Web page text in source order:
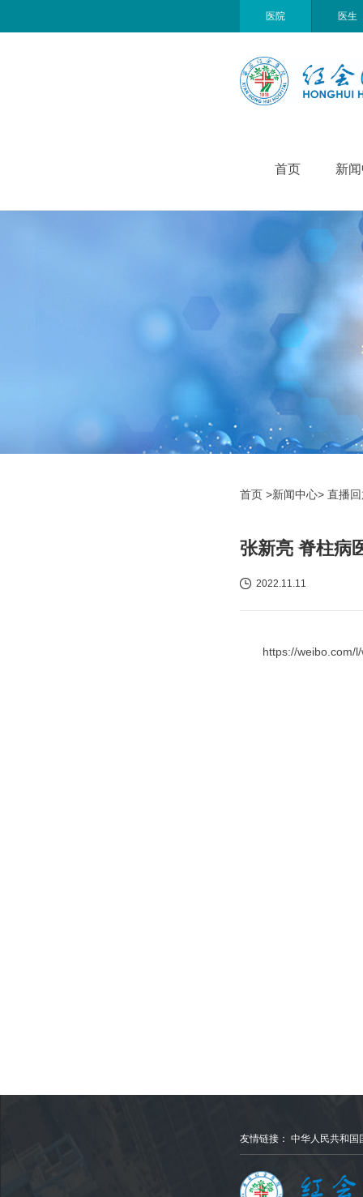
医院 医生
首页 新
首页 >新闻中心> 直播
张新亮 脊柱病
2022.11.11
https://weibo.com/
友情链接： 中华人民共和国